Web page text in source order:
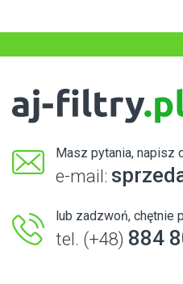
Masz pytania, napisz
e-mail:
lub zadzwoń, chętnie
tel. (+48) 884